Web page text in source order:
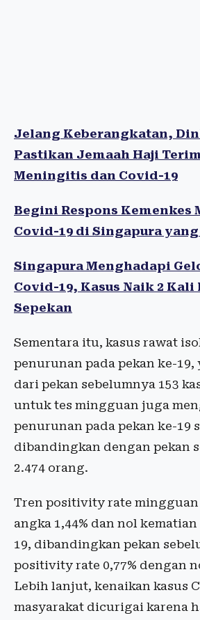
Jelang Keberangkatan,
Pastikan Jemaah Haji
Meningitis dan Covid-19
Begini Respons Kemenkes
Covid-19 di Singapura
Singapura Menghadapi
Covid-19, Kasus Naik 2
Sepekan
Sementara itu, kasus rawat
penurunan pada pekan ke-19,
dari pekan sebelumnya 153
untuk tes mingguan juga
penurunan pada pekan ke-19
dibandingkan dengan pekan
2.474 orang.
Tren positivity rate mingguan
angka 1,44% dan nol
19, dibandingkan pekan
positivity rate 0,77% dengan
Lebih lanjut, kenaikan kasus
masyarakat dicurigai karena